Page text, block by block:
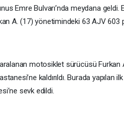
Emre Bulvarı’nda meydana
A. (17) yönetimindeki 63 AJV 603
motosiklet sürücüsü Furkan
kaldırıldı. Burada yapılan
sevk edildi.